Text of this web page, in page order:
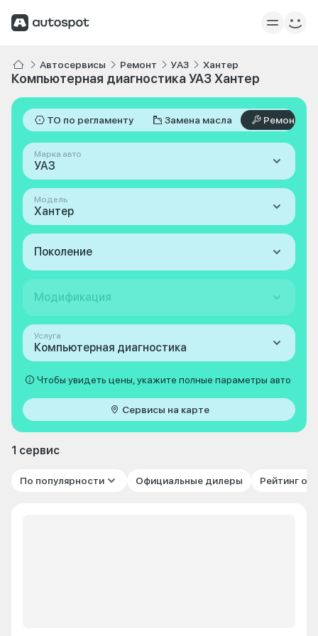
Автосервисы Ремонт УАЗ Хантер
Компьютерная диагностика УАЗ Хантер
ТО по регламенту Замена масла Ремонт
Марка авто
УАЗ
Модель
Хантер
Поколение
Модификация
Услуга
Компьютерная диагностика
Чтобы увидеть цены, укажите полные параметры авто
Сервисы на карте
1 сервис
По популярности Официальные дилеры Рейтинг